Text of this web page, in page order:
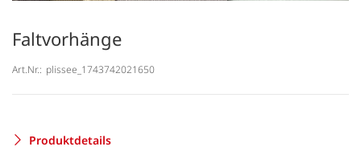
Faltvorhänge
Art.Nr.: plissee_1743742021650
Produktdetails